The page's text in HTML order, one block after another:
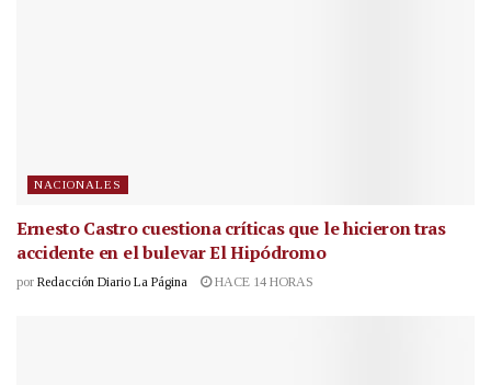
NACIONALES
Ernesto Castro cuestiona críticas que le hicieron tras
accidente en el bulevar El Hipódromo
por Redacción Diario La Página HACE 14 HORAS